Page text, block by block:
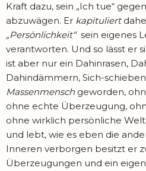
Kraft dazu, sein „Ich tue“
abzuwägen. Er kapituliert
„Persönlichkeit“ sein eigenes
verantworten. Und so lässt er
ist aber nur ein Dahinrasen,
Dahindämmern, Sich-schieben
Massenmensch geworden,
ohne echte Überzeugung,
ohne wirklich persönliche
und lebt, wie es eben die
Inneren verborgen besitzt er
Überzeugungen und ein